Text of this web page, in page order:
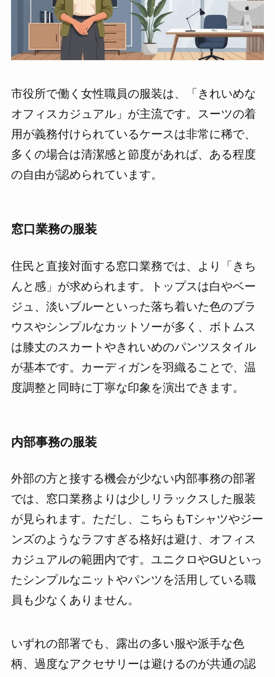
市役所で働く女性職員の服装は、「きれいめな
オフィスカジュアル」が主流です。スーツの着
用が義務付けられているケースは非常に稀で、
多くの場合は清潔感と節度があれば、ある程度
の自由が認められています。
窓口業務の服装
住民と直接対面する窓口業務では、より「きち
んと感」が求められます。トップスは白やベー
ジュ、淡いブルーといった落ち着いた色のブラ
ウスやシンプルなカットソーが多く、ボトムス
は膝丈のスカートやきれいめのパンツスタイル
が基本です。カーディガンを羽織ることで、温
度調整と同時に丁寧な印象を演出できます。
内部事務の服装
外部の方と接する機会が少ない内部事務の部署
では、窓口業務よりは少しリラックスした服装
が見られます。ただし、こちらもTシャツやジー
ンズのようなラフすぎる格好は避け、オフィス
カジュアルの範囲内です。ユニクロやGUといっ
たシンプルなニットやパンツを活用している職
員も少なくありません。
いずれの部署でも、露出の多い服や派手な色
柄、過度なアクセサリーは避けるのが共通の認